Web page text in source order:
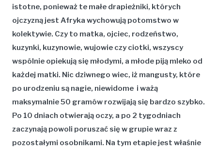
istotne, ponieważ te małe drapieżniki, których
ojczyzną jest Afryka wychowują potomstwo w
kolektywie. Czy to matka, ojciec, rodzeństwo,
kuzynki, kuzynowie, wujowie czy ciotki, wszyscy
wspólnie opiekują się młodymi, a młode piją mleko od
każdej matki. Nic dziwnego wiec, iż mangusty, które
po urodzeniu są nagie, niewidome i ważą
maksymalnie 50 gramów rozwijają się bardzo szybko.
Po 10 dniach otwierają oczy, a po 2 tygodniach
zaczynają powoli poruszać się w grupie wraz z
pozostałymi osobnikami. Na tym etapie jest właśnie